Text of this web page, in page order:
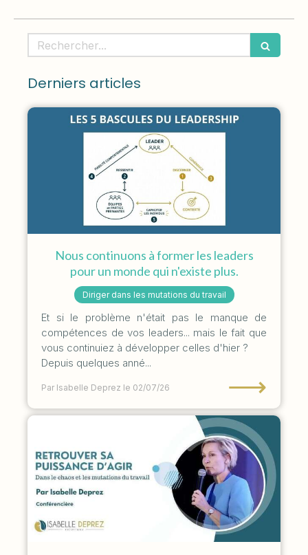
Rechercher
Derniers articles
Nous continuons à former les leaders
pour un monde qui n'existe plus.
Diriger dans les mutations du travail
Et si le problème n'était pas le manque de
compétences de vos leaders... mais le fait que
vous continuiez à développer celles d'hier ?
Depuis quelques anné...
Par Isabelle Deprez le 02/07/26 ⟶